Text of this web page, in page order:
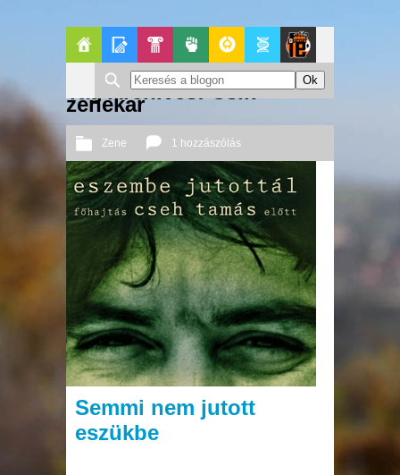
FőoldalBlogokPop-
Kult
PolitikaGeekZone
Tag Archives: Csík
zenekar
Zene 1 hozzászólás
2011 11. 10. Őri András
Semmi nem jutott
eszükbe